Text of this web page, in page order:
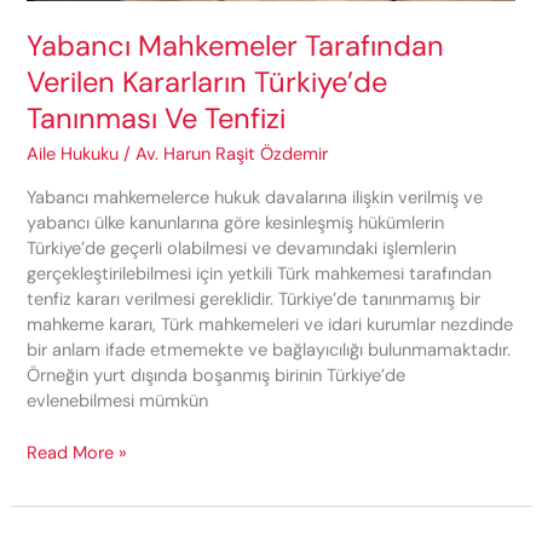
Yabancı Mahkemeler Tarafından
Verilen Kararların Türkiye’de
Tanınması Ve Tenfizi
Aile Hukuku /Av. Harun Raşit Özdemir
Yabancı mahkemelerce hukuk davalarına ilişkin verilmiş ve
yabancı ülke kanunlarına göre kesinleşmiş hükümlerin
Türkiye’de geçerli olabilmesi ve devamındaki işlemlerin
gerçekleştirilebilmesi için yetkili Türk mahkemesi tarafından
tenfiz kararı verilmesi gereklidir. Türkiye’de tanınmamış bir
mahkeme kararı, Türk mahkemeleri ve idari kurumlar nezdinde
bir anlam ifade etmemekte ve bağlayıcılığı bulunmamaktadır.
Örneğin yurt dışında boşanmış birinin Türkiye’de
evlenebilmesi mümkün
Yabancı
Tarafından
Read More »